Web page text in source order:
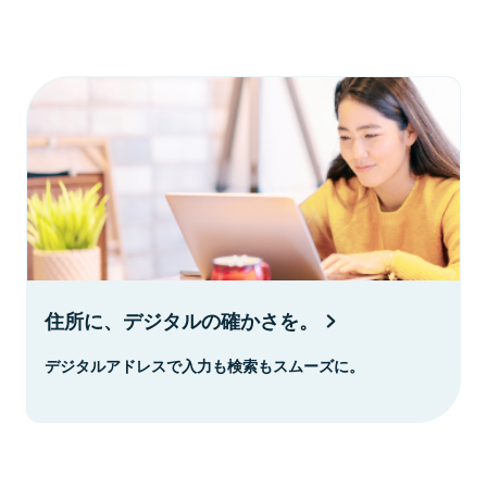
住所に、デジタルの確かさを。
デジタルアドレスで入力も検索もスムーズに。